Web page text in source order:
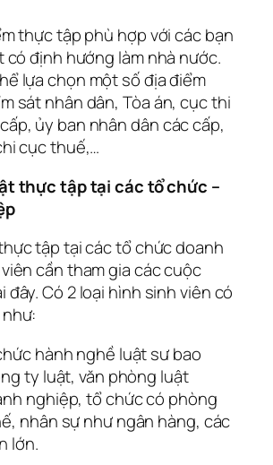
thực tập phù hợp với các bạn
có định hướng làm nhà nước.
lựa chọn một số địa điểm
sát nhân dân, Tòa án, cục thi
ủy ban nhân dân các cấp,
cục thuế,…
thực tập tại các tổ chức –
tập tại các tổ chức doanh
cần tham gia các cuộc
đây. Có 2 loại hình sinh viên có
hành nghề luật sư bao
ty luật, văn phòng luật
nghiệp, tổ chức có phòng
nhân sự như ngân hàng, các
lớn.